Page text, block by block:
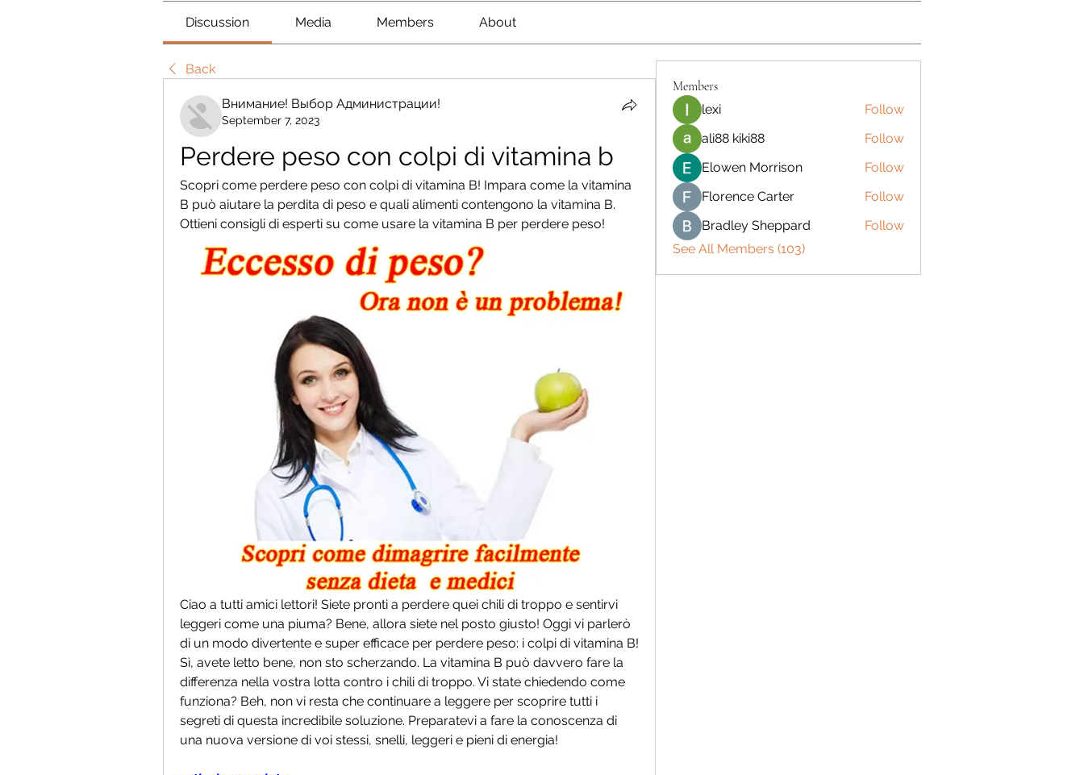
Discussion Media Members About
Back
Внимание! Выбор Администрации!
September 7, 2023
Perdere peso con colpi di vitamina b
Scopri come perdere peso con colpi di vitamina B! Impara come la vitamina
B può aiutare la perdita di peso e quali alimenti contengono la vitamina B.
Ottieni consigli di esperti su come usare la vitamina B per perdere peso!
Ciao a tutti amici lettori! Siete pronti a perdere quei chili di troppo e sentirvi
leggeri come una piuma? Bene, allora siete nel posto giusto! Oggi vi parlerò
di un modo divertente e super efficace per perdere peso: i colpi di vitamina B!
Sì, avete letto bene, non sto scherzando. La vitamina B può davvero fare la
differenza nella vostra lotta contro i chili di troppo. Vi state chiedendo come
funziona? Beh, non vi resta che continuare a leggere per scoprire tutti i
segreti di questa incredibile soluzione. Preparatevi a fare la conoscenza di
una nuova versione di voi stessi, snelli, leggeri e pieni di energia!
Members
lexi
Follow
ali88 kiki88
Follow
Elowen Morrison
Follow
Florence Carter
Follow
Bradley Sheppard
Follow
See All Members (103)